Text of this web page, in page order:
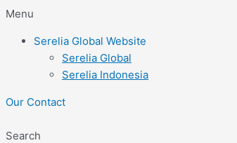
Skip
content
Menu
Serelia Global Website
Serelia Global
Serelia Indonesia
Our Contact
Search